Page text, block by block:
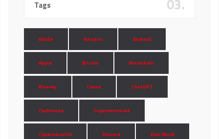
Tags 03.
Adobe Amazon Android
Apple Bitcoin Blockchain
Bluesky Canva ChatGPT
Clubhouse Cryptomonnaie
Cybersécurité Discord Elon Musk